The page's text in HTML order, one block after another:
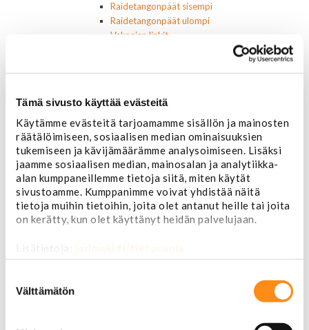
Tämä sivusto käyttää evästeitä
Käytämme evästeitä tarjoamamme sisällön ja mainosten
räätälöimiseen, sosiaalisen median ominaisuuksien
tukemiseen ja kävijämäärämme analysoimiseen. Lisäksi
jaamme sosiaalisen median, mainosalan ja analytiikka-
alan kumppaneillemme tietoja siitä, miten käytät
sivustoamme. Kumppanimme voivat yhdistää näitä
tietoja muihin tietoihin, joita olet antanut heille tai joita
on kerätty, kun olet käyttänyt heidän palvelujaan.
Lisätietoja: jarimaki.fi/tietosuoja
valinta
Välttämätön
Raidetangonpäät sisempi
Raidetangonpäät ulompi
Vakaajan linkit
Motocraft
Harvinaiset
Muut öljynsuodattimet
Vaihteistosuodattimet
AC Delco
Muut
Polttoainesuodattimet
AC Delco
Motorcraft